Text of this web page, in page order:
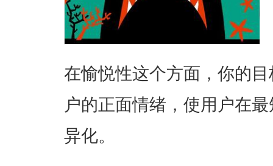
在愉悦性这个方面，你的
户的正面情绪，使用户在
异化。